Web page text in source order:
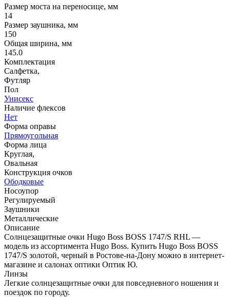
Размер моста на переносице, мм
14
Размер заушника, мм
150
Общая ширина, мм
145.0
Комплектация
Салфетка,
Футляр
Пол
Унисекс
Наличие флексов
Нет
Форма оправы
Прямоугольная
Форма лица
Круглая,
Овальная
Конструкция очков
Ободковые
Носоупор
Регулируемый
Заушники
Металлические
Описание
Солнцезащитные очки Hugo Boss BOSS 1747/S RHL —
модель из ассортимента Hugo Boss. Купить Hugo Boss BOSS
1747/S золотой, черный в Ростове-на-Дону можно в интернет-
магазине и салонах оптики Оптик Ю.
Линзы
Легкие солнцезащитные очки для повседневного ношения и
поездок по городу.